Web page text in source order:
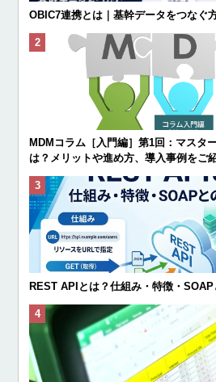
OBIC7連携とは｜基幹データをつなぐ
MDMコラム［入門編］第1回：マスタ
は？メリットや進め方、導入事例をご
REST APIとは？仕組み・特徴・